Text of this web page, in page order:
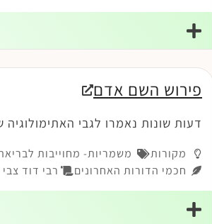
פירוש השם אדם
דעות שונות נאמרו לגבי
מקורות
משמריות- מחוייבות
חכמי הדורות האחרונים
רבי דוד